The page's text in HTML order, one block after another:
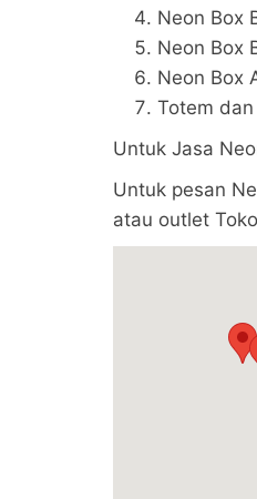
Neon Box
Neon Box
Neon Box
Totem
Untuk Jasa
Untuk pesan
atau outlet